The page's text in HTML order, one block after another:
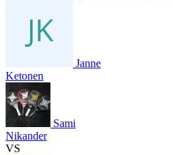
Janne
Ketonen
Sami
Nikander
VS